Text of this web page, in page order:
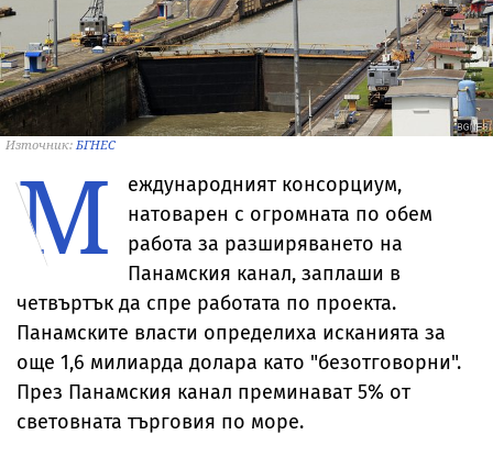
Източник: БГНЕС
М
еждународният консорциум,
натоварен с огромната по обем
работа за разширяването на
Панамския канал, заплаши в
четвъртък да спре работата по проекта.
Панамските власти определиха исканията за
още 1,6 милиарда долара като "безотговорни".
През Панамския канал преминават 5% от
световната търговия по море.